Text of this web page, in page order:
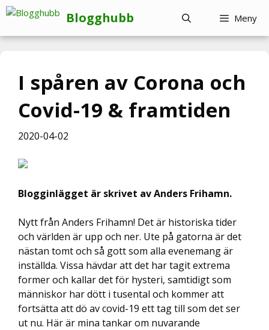
Hoppa
innehåll
Blogghubb Meny
I spåren av Corona och
Covid-19 & framtiden
2020-04-02
Blogginlägget är skrivet av Anders Frihamn.
Nytt från Anders Frihamn! Det är historiska tider
och världen är upp och ner. Ute på gatorna är det
nästan tomt och så gott som alla evenemang är
inställda. Vissa hävdar att det har tagit extrema
former och kallar det för hysteri, samtidigt som
människor har dött i tusental och kommer att
fortsätta att dö av covid-19 ett tag till som det ser
ut nu. Här är mina tankar om nuvarande